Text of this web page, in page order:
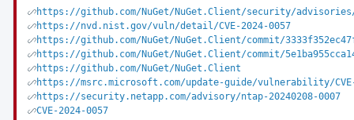
https://github.com/NuGet/NuGet.Client/security/advisories/
https://nvd.nist.gov/vuln/detail/CVE-2024-0057
https://github.com/NuGet/NuGet.Client/commit/
https://github.com/NuGet/NuGet.Client/commit/
https://github.com/NuGet/NuGet.Client
https://msrc.microsoft.com/update-guide/vulnerability/CVE-
https://security.netapp.com/advisory/ntap-20240208-0007
CVE-2024-0057